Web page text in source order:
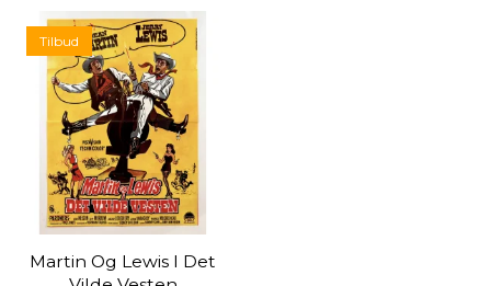
Tilbud
Martin Og Lewis I Det